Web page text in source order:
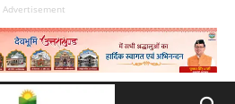
Advertisement